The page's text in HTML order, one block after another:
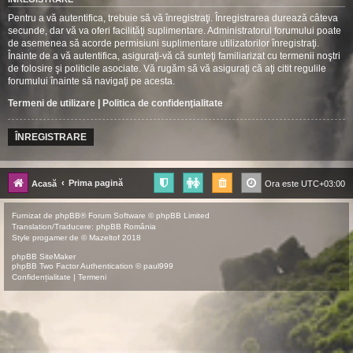
Pentru a vă autentifica, trebuie să vă înregistraţi. Înregistrarea durează câteva
secunde, dar vă va oferi facilităţi suplimentare. Administratorul forumului poate
de asemenea să acorde permisiuni suplimentare utilizatorilor înregistraţi.
Înainte de a vă autentifica, asiguraţi-vă că sunteţi familiarizat cu termenii noştri
de folosire şi politicile asociate. Vă rugăm să vă asiguraţi că aţi citit regulile
forumului înainte să navigaţi pe acesta.
Termeni de utilizare | Politica de confidenţialitate
ÎNREGISTRARE
Acasă Prima pagină Ora este UTC+03:00
Furnizat de phpBB® Forum Software © phpBB Limited
Translation/Traducere: phpBB România
Style progamer de © Mazeltof 2018
phpBB SiteMaker
phpBB Two Factor Authentication © paul999
Confidențialitate | Termeni